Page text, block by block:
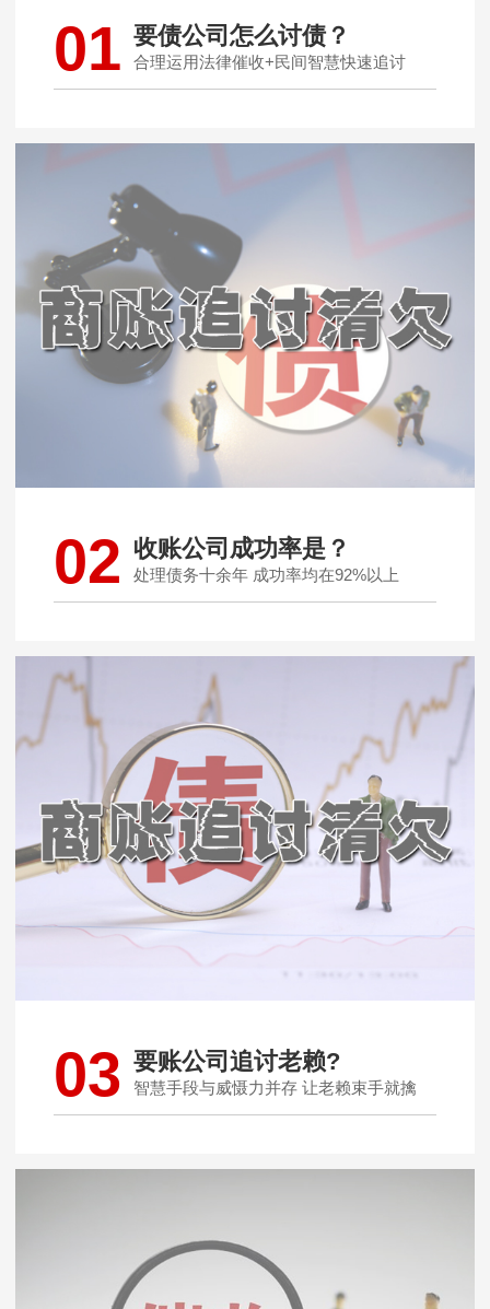
01 要债公司怎么讨债？
合理运用法律催收+民间智慧快速追讨
02 收账公司成功率是？
处理债务十余年 成功率均在92%以上
03 要账公司追讨老赖?
智慧手段与威慑力并存 让老赖束手就擒